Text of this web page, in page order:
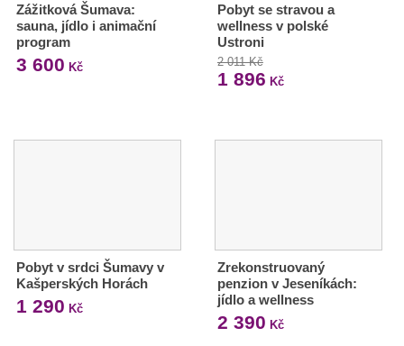
Zážitková Šumava:
sauna, jídlo i animační
program
3 600 Kč
Pobyt se stravou a
wellness v polské
Ustroni
2 011 Kč
1 896 Kč
Pobyt v srdci Šumavy v
Kašperských Horách
1 290 Kč
Zrekonstruovaný
penzion v Jeseníkách:
jídlo a wellness
2 390 Kč